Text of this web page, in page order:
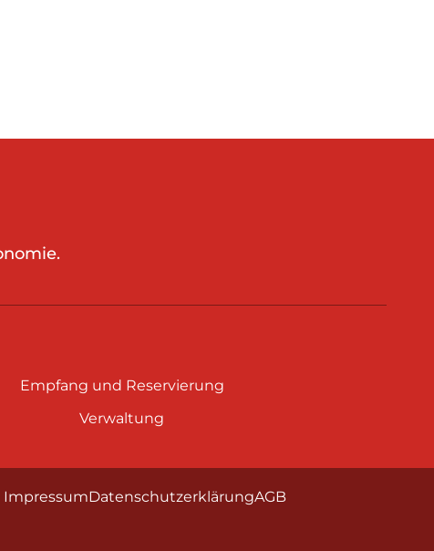
Empfang und Reservierung
Verwaltung
ImpressumDatenschutzerklärungAGB